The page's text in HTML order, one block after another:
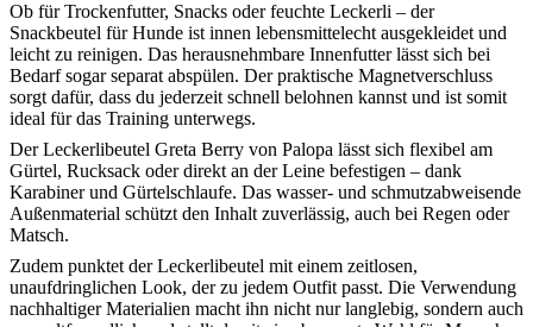
Ob für Trockenfutter, Snacks oder feuchte Leckerli – der
Snackbeutel für Hunde ist innen lebensmittelecht ausgekleidet und
leicht zu reinigen. Das herausnehmbare Innenfutter lässt sich bei
Bedarf sogar separat abspülen. Der praktische Magnetverschluss
sorgt dafür, dass du jederzeit schnell belohnen kannst und ist somit
ideal für das Training unterwegs.
Der Leckerlibeutel Greta Berry von Palopa lässt sich flexibel am
Gürtel, Rucksack oder direkt an der Leine befestigen – dank
Karabiner und Gürtelschlaufe. Das wasser- und schmutzabweisende
Außenmaterial schützt den Inhalt zuverlässig, auch bei Regen oder
Matsch.
Zudem punktet der Leckerlibeutel mit einem zeitlosen,
unaufdringlichen Look, der zu jedem Outfit passt. Die Verwendung
nachhaltiger Materialien macht ihn nicht nur langlebig, sondern auch